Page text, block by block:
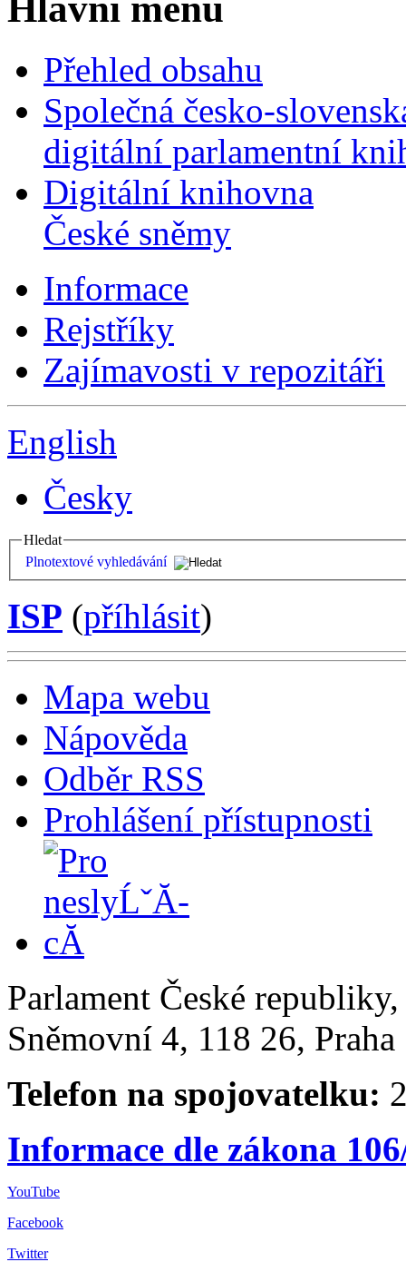
Hlavní menu
Přehled obsahu
Společná česko-
digitální parlamentní
Digitální knihovna
České sněmy
Informace
Rejstříky
Zajímavosti v repozitáři
English
Česky
Hledat
Plnotextové vyhledávání
ISP (příhlásit)
Mapa webu
Nápověda
Odběr RSS
Prohlášení přístupnosti
Parlament České
Sněmovní 4, 118 26,
Telefon na spojovatelku:
Informace dle zákona
YouTube
Facebook
Twitter